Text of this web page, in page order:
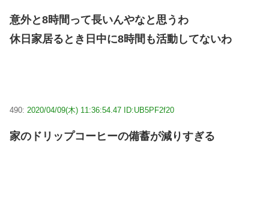
意外と8時間って長いんやなと思うわ
休日家居るとき日中に8時間も活動してないわ
490: 2020/04/09(木) 11:36:54.47 ID:UB5PF2f20
家のドリップコーヒーの備蓄が減りすぎる